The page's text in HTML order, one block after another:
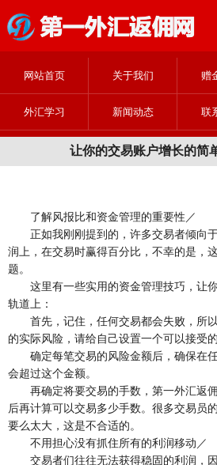
网站首页 关于我们 赠
外汇学习 新闻动态 联
让你的交易账户增长的简
了解风报比和资金管理的重要性／
正如我刚刚提到的，许多交易者倾向于
润上，在交易时赢得百分比，不幸的是，
题。
这里有一些实用的资金管理技巧，让你
轨道上：
首先，记住，任何交易都会失败，所以
的实际风险，请给自己设置一个可以接受的
确定每笔交易的风险金额后，确保在任
会超过这个金额。
再确定将要交易的手数，第一外汇返佣
后再计算可以交易多少手数。很多交易员
要么太大，这是不合适的。
不用担心没有抓住所有的利润移动／
交易者们往往无法获得稳固的利润，因